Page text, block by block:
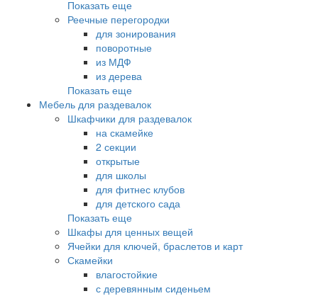
Показать еще
Реечные перегородки
для зонирования
поворотные
из МДФ
из дерева
Показать еще
Мебель для раздевалок
Шкафчики для раздевалок
на скамейке
2 секции
открытые
для школы
для фитнес клубов
для детского сада
Показать еще
Шкафы для ценных вещей
Ячейки для ключей, браслетов и карт
Скамейки
влагостойкие
с деревянным сиденьем